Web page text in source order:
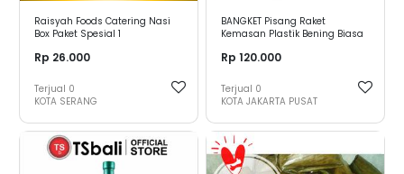
Raisyah Foods Catering Nasi
Box Paket Spesial 1
Rp 26.000
Terjual 0
KOTA SERANG
BANGKET Pisang Raket
Kemasan Plastik Bening Biasa
Rp 120.000
Terjual 0
KOTA JAKARTA PUSAT